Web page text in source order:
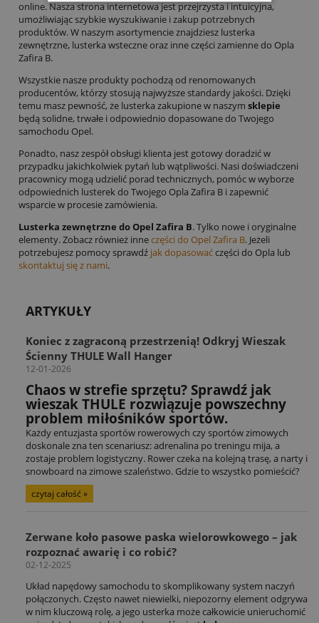
online. Nasza strona internetowa jest przejrzysta i intuicyjna,
umożliwiając szybkie wyszukiwanie i zakup potrzebnych
produktów. W naszym asortymencie znajdziesz lusterka
zewnętrzne, lusterka wsteczne oraz inne części zamienne do Opla
Zafira B.
Wszystkie nasze produkty pochodzą od renomowanych
producentów, którzy stosują najwyższe standardy jakości. Dzięki
temu masz pewność, że lusterka zakupione w naszym sklepie
będą solidne, trwałe i odpowiednio dopasowane do Twojego
samochodu Opel.
Ponadto, nasz zespół obsługi klienta jest gotowy doradzić w
przypadku jakichkolwiek pytań lub wątpliwości. Nasi doświadczeni
pracownicy mogą udzielić porad technicznych, pomóc w wyborze
odpowiednich lusterek do Twojego Opla Zafira B i zapewnić
wsparcie w procesie zamówienia.
Lusterka zewnętrzne do Opel Zafira B. Tylko nowe i oryginalne
elementy. Zobacz również inneczęści do Opel Zafira B. Jeżeli
potrzebujesz pomocy sprawdź jak dopasowaćczęści do Opla lub
skontaktuj się z nami.
ARTYKUŁY
Koniec z zagraconą przestrzenią! Odkryj Wieszak
Ścienny THULE Wall Hanger
12-01-2026
Chaos w strefie sprzętu? Sprawdź jak
wieszak THULE rozwiązuje powszechny
problem miłośników sportów.
Każdy entuzjasta sportów rowerowych czy sportów zimowych
doskonale zna ten scenariusz: adrenalina po treningu mija, a
zostaje problem logistyczny. Rower czeka na kolejną trasę, a narty i
snowboard na zimowe szaleństwo. Gdzie to wszystko pomieścić?
czytaj całość »
Zerwane koło pasowe paska wielorowkowego – jak
rozpoznać awarię i co robić?
02-12-2025
Układ napędowy samochodu to skomplikowany system naczyń
połączonych. Często nawet niewielki, niepozorny element odgrywa
w nim kluczową rolę, a jego usterka może całkowicie unieruchomić